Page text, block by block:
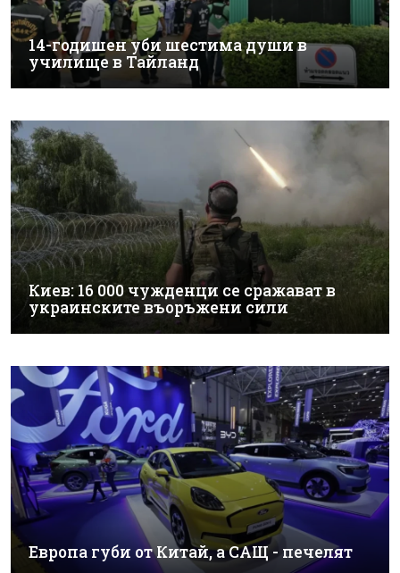
14-годишен уби шестима души в
училище в Тайланд
Киев: 16 000 чужденци се сражават в
украинските въоръжени сили
Европа губи от Китай, а САЩ - печелят